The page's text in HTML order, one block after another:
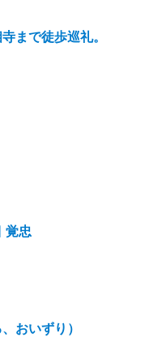
まで徒歩巡礼。
覚忠
おいずり）